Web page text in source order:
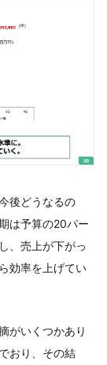
後どうなるの
は予算の20パー
、売上が下がっ
効率を上げてい
がいくつかあり
おり、その結